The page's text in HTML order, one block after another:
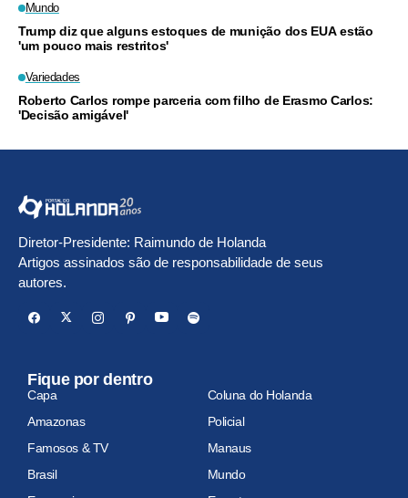
Mundo
Trump diz que alguns estoques de munição dos EUA estão
'um pouco mais restritos'
Variedades
Roberto Carlos rompe parceria com filho de Erasmo Carlos:
'Decisão amigável'
Diretor-Presidente: Raimundo de Holanda
Artigos assinados são de responsabilidade de seus
autores.
Fique por dentro
Capa
Coluna do Holanda
Amazonas
Policial
Famosos & TV
Manaus
Brasil
Mundo